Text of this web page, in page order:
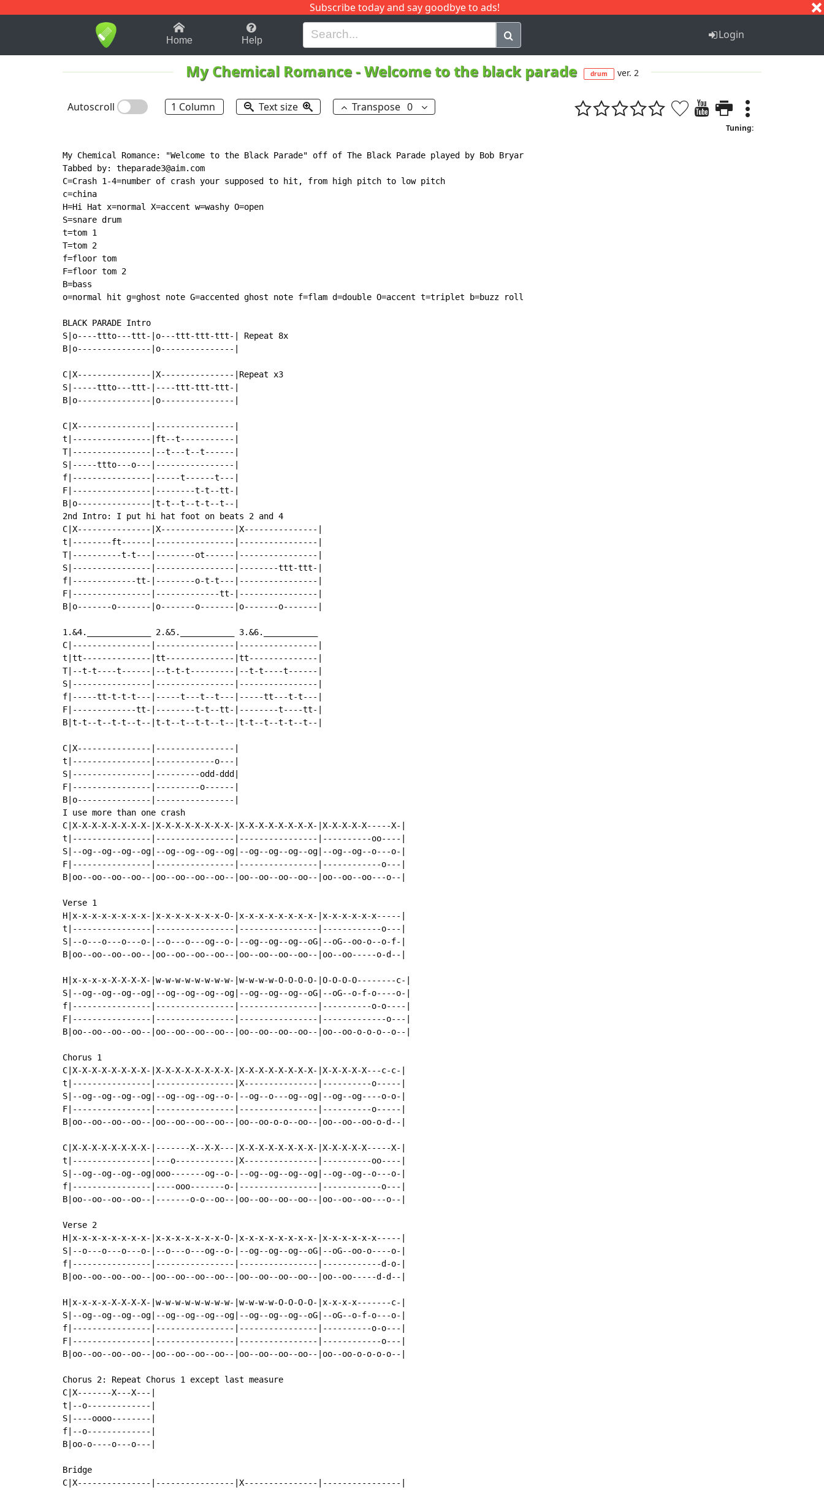
Subscribe today and say goodbye to ads!
1-9 B H I J Q
Home Help Login
My Chemical Romance-Welcome to the black parade drum ver. 2
Autoscroll 1 Column Text size Transpose 0
Tuning:
My Chemical Romance: "Welcome to the Black Parade" off of The Black Parade played by Bob Bryar
Tabbed by: theparade3@aim.com
C=Crash 1-4=number of crash your supposed to hit, from high pitch to low pitch
c=china
H=Hi Hat x=normal X=accent w=washy O=open
S=snare drum
t=tom 1
T=tom 2
f=floor tom
F=floor tom 2
B=bass
o=normal hit g=ghost note G=accented ghost note f=flam d=double O=accent t=triplet b=buzz roll
BLACK PARADE Intro
S|o----ttto---ttt-|o---ttt-ttt-ttt-| Repeat 8x
B|o---------------|o---------------|
C|X---------------|X---------------|Repeat x3
S|-----ttto---ttt-|----ttt-ttt-ttt-|
B|o---------------|o---------------|
C|X---------------|----------------|
t|----------------|ft--t-----------|
T|----------------|--t---t--t------|
S|-----ttto---o---|----------------|
f|----------------|-----t------t---|
F|----------------|--------t-t--tt-|
B|o---------------|t-t--t--t-t--t--|
2nd Intro: I put hi hat foot on beats 2 and 4
C|X---------------|X---------------|X---------------|
t|--------ft------|----------------|----------------|
T|----------t-t---|--------ot------|----------------|
S|----------------|----------------|--------ttt-ttt-|
f|-------------tt-|--------o-t-t---|----------------|
F|----------------|-------------tt-|----------------|
B|o-------o-------|o-------o-------|o-------o-------|
1.&4._____________ 2.&5.___________ 3.&6.___________
C|----------------|----------------|----------------|
t|tt--------------|tt--------------|tt--------------|
T|--t-t----t------|--t-t-t---------|--t-t----t------|
S|----------------|----------------|----------------|
f|-----tt-t-t-t---|-----t---t--t---|-----tt---t-t---|
F|-------------tt-|--------t-t--tt-|--------t----tt-|
B|t-t--t--t-t--t--|t-t--t--t-t--t--|t-t--t--t-t--t--|
C|X---------------|----------------|
t|----------------|------------o---|
S|----------------|---------odd-ddd|
F|----------------|---------o------|
B|o---------------|----------------|
I use more than one crash
C|X-X-X-X-X-X-X-X-|X-X-X-X-X-X-X-X-|X-X-X-X-X-X-X-X-|X-X-X-X-X-----X-|
t|----------------|----------------|----------------|----------oo----|
S|--og--og--og--og|--og--og--og--og|--og--og--og--og|--og--og--o---o-|
F|----------------|----------------|----------------|------------o---|
B|oo--oo--oo--oo--|oo--oo--oo--oo--|oo--oo--oo--oo--|oo--oo--oo---o--|
Verse 1
H|x-x-x-x-x-x-x-x-|x-x-x-x-x-x-x-O-|x-x-x-x-x-x-x-x-|x-x-x-x-x-x-----|
t|----------------|----------------|----------------|------------o---|
S|--o---o---o---o-|--o---o---og--o-|--og--og--og--oG|--oG--oo-o--o-f-|
B|oo--oo--oo--oo--|oo--oo--oo--oo--|oo--oo--oo--oo--|oo--oo-----o-d--|
H|x-x-x-x-X-X-X-X-|w-w-w-w-w-w-w-w-|w-w-w-w-O-O-O-O-|O-O-O-O--------c-|
S|--og--og--og--og|--og--og--og--og|--og--og--og--oG|--oG--o-f-o----o-|
f|----------------|----------------|----------------|----------o-o----|
F|----------------|----------------|----------------|-------------o---|
B|oo--oo--oo--oo--|oo--oo--oo--oo--|oo--oo--oo--oo--|oo--oo-o-o-o--o--|
Chorus 1
C|X-X-X-X-X-X-X-X-|X-X-X-X-X-X-X-X-|X-X-X-X-X-X-X-X-|X-X-X-X-X---c-c-|
t|----------------|----------------|X---------------|----------o-----|
S|--og--og--og--og|--og--og--og--o-|--og--o---og--og|--og--og----o-o-|
F|----------------|----------------|----------------|----------o-----|
B|oo--oo--oo--oo--|oo--oo--oo--oo--|oo--oo-o-o--oo--|oo--oo--oo-o-d--|
C|X-X-X-X-X-X-X-X-|-------X--X-X---|X-X-X-X-X-X-X-X-|X-X-X-X-X-----X-|
t|----------------|---o------------|X---------------|----------oo----|
S|--og--og--og--og|ooo-------og--o-|--og--og--og--og|--og--og--o---o-|
f|----------------|----ooo-------o-|----------------|------------o---|
B|oo--oo--oo--oo--|-------o-o--oo--|oo--oo--oo--oo--|oo--oo--oo---o--|
Verse 2
H|x-x-x-x-x-x-x-x-|x-x-x-x-x-x-x-O-|x-x-x-x-x-x-x-x-|x-x-x-x-x-x-----|
S|--o---o---o---o-|--o---o---og--o-|--og--og--og--oG|--oG--oo-o----o-|
f|----------------|----------------|----------------|------------d-o-|
B|oo--oo--oo--oo--|oo--oo--oo--oo--|oo--oo--oo--oo--|oo--oo-----d-d--|
H|x-x-x-x-X-X-X-X-|w-w-w-w-w-w-w-w-|w-w-w-w-O-O-O-O-|x-x-x-x-------c-|
S|--og--og--og--og|--og--og--og--og|--og--og--og--oG|--oG--o-f-o---o-|
f|----------------|----------------|----------------|----------o-o---|
F|----------------|----------------|----------------|------------o---|
B|oo--oo--oo--oo--|oo--oo--oo--oo--|oo--oo--oo--oo--|oo--oo-o-o-o-o--|
Chorus 2: Repeat Chorus 1 except last measure
C|X-------X---X---|
t|--o-------------|
S|----oooo--------|
f|--o-------------|
B|oo-o----o---o---|
Bridge
C|X---------------|----------------|X---------------|----------------|